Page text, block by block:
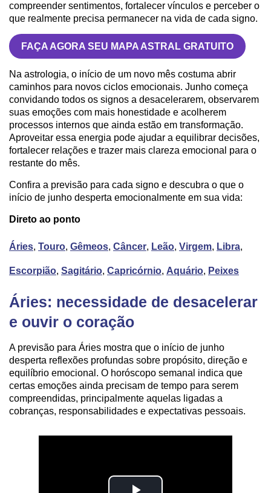
compreender sentimentos, fortalecer vínculos e perceber o
que realmente precisa permanecer na vida de cada signo.
FAÇA AGORA SEU MAPA ASTRAL GRATUITO
Na astrologia, o início de um novo mês costuma abrir
caminhos para novos ciclos emocionais. Junho começa
convidando todos os signos a desacelerarem, observarem
suas emoções com mais honestidade e acolherem
processos internos que ainda estão em transformação.
Aproveitar essa energia pode ajudar a equilibrar decisões,
fortalecer relações e trazer mais clareza emocional para o
restante do mês.
Confira a previsão para cada signo e descubra o que o
início de junho desperta emocionalmente em sua vida:
Direto ao ponto
Áries, Touro, Gêmeos, Câncer, Leão, Virgem, Libra,
Escorpião, Sagitário, Capricórnio, Aquário, Peixes
Áries: necessidade de desacelerar
e ouvir o coração
A previsão para Áries mostra que o início de junho
desperta reflexões profundas sobre propósito, direção e
equilíbrio emocional. O horóscopo semanal indica que
certas emoções ainda precisam de tempo para serem
compreendidas, principalmente aquelas ligadas a
cobranças, responsabilidades e expectativas pessoais.